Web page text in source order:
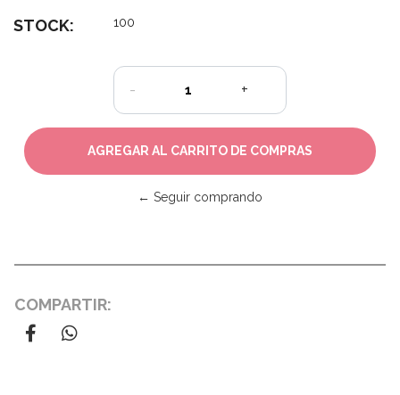
STOCK: 100
- +
← Seguir comprando
COMPARTIR: